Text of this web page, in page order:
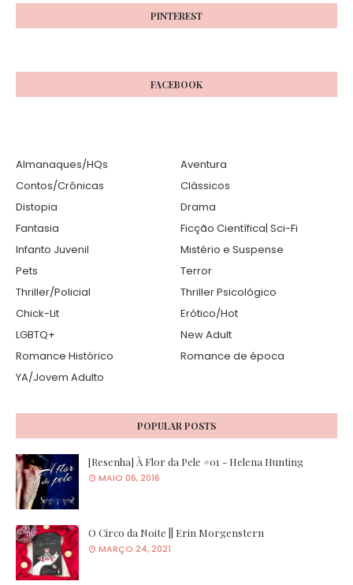
PINTEREST
FACEBOOK
Almanaques/HQs
Aventura
Contos/Crônicas
Clássicos
Distopia
Drama
Fantasia
Ficção Científica| Sci-Fi
Infanto Juvenil
Mistério e Suspense
Pets
Terror
Thriller/Policial
Thriller Psicológico
Chick-Lit
Erótico/Hot
LGBTQ+
New Adult
Romance Histórico
Romance de época
YA/Jovem Adulto
POPULAR POSTS
[Resenha] À Flor da Pele #01 - Helena Hunting
MAIO 06, 2016
O Circo da Noite || Erin Morgenstern
MARÇO 24, 2021